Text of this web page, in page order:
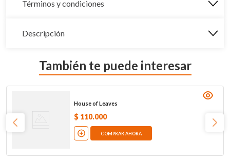
Términos y condiciones
Descripción
También te puede interesar
House of Leaves
$ 110.000
COMPRAR AHORA